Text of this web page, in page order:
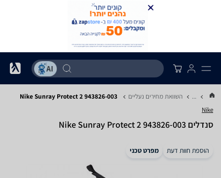
... השוואת מחירים נעליים Nike Sunray Protect 2 943826-003
Nike
‏סנדלים Nike Sunray Protect 2 943826-003
הוספת חוות דעת מפרט טכני